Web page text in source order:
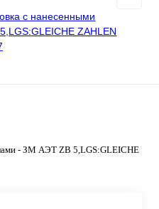
- ЗМ АЭТ ZB 5,LGS:GLEICHE